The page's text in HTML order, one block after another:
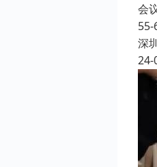
会
深
24-